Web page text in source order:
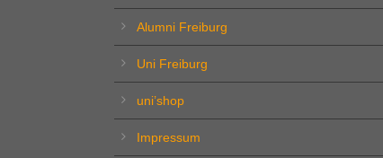
Alumni Freiburg
Uni Freiburg
uni’shop
Impressum